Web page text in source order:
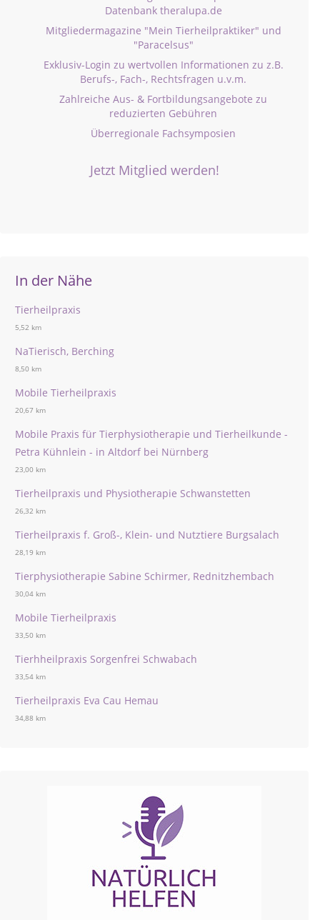
Datenbank theralupa.de
Mitgliedermagazine "Mein Tierheilpraktiker" und
"Paracelsus"
Exklusiv-Login zu wertvollen Informationen zu z.B.
Berufs-, Fach-, Rechtsfragen u.v.m.
Zahlreiche Aus- & Fortbildungsangebote zu
reduzierten Gebühren
Überregionale Fachsymposien
Jetzt Mitglied werden!
In der Nähe
Tierheilpraxis
5,52 km
NaTierisch, Berching
8,50 km
Mobile Tierheilpraxis
20,67 km
Mobile Praxis für Tierphysiotherapie und Tierheilkunde -
Petra Kühnlein - in Altdorf bei Nürnberg
23,00 km
Tierheilpraxis und Physiotherapie Schwanstetten
26,32 km
Tierheilpraxis f. Groß-, Klein- und Nutztiere Burgsalach
28,19 km
Tierphysiotherapie Sabine Schirmer, Rednitzhembach
30,04 km
Mobile Tierheilpraxis
33,50 km
Tierhheilpraxis Sorgenfrei Schwabach
33,54 km
Tierheilpraxis Eva Cau Hemau
34,88 km